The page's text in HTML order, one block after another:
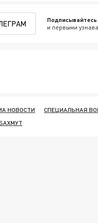
и первыми
НОВОСТИ
СПЕЦИАЛЬНАЯ